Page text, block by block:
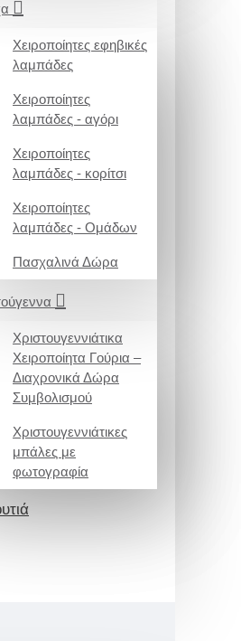
Χειροποίητες εφηβικές
λαμπάδες
Χειροποίητες
λαμπάδες - αγόρι
Χειροποίητες
λαμπάδες - κορίτσι
Χειροποίητες
λαμπάδες - Ομάδων
Πασχαλινά Δώρα
Χριστουγεννιάτικα
Χειροποίητα Γούρια –
Διαχρονικά Δώρα
Συμβολισμού
Χριστουγεννιάτικες
μπάλες με
φωτογραφία